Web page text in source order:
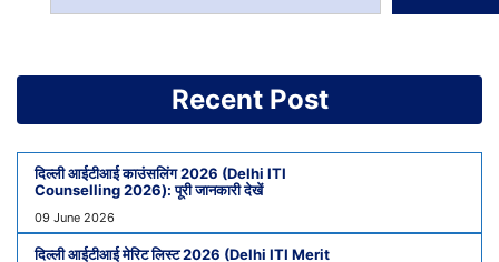
Recent Post
दिल्ली आईटीआई काउंसलिंग 2026 (Delhi ITI
Counselling 2026): पूरी जानकारी देखें
09 June 2026
दिल्ली आईटीआई मेरिट लिस्ट 2026 (Delhi ITI Merit